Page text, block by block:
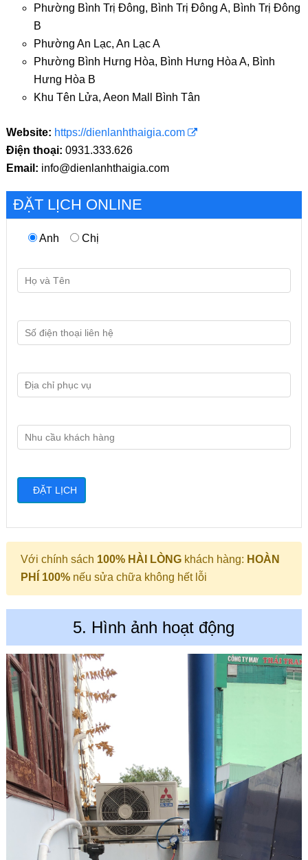
Phường Bình Trị Đông, Bình Trị Đông A, Bình Trị Đông
B
Phường An Lạc, An Lạc A
Phường Bình Hưng Hòa, Bình Hưng Hòa A, Bình
Hưng Hòa B
Khu Tên Lửa, Aeon Mall Bình Tân
Website: https://dienlanhthaigia.com
Điện thoại: 0931.333.626
Email: info@dienlanhthaigia.com
ĐẶT LỊCH ONLINE
Anh Chị
Với chính sách 100% HÀI LÒNGkhách hàng: HOÀN
PHÍ 100%nếu sửa chữa không hết lỗi
5. Hình ảnh hoạt động